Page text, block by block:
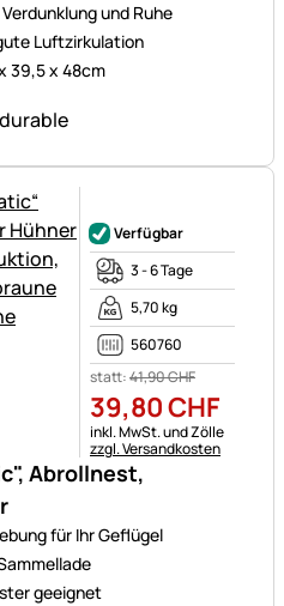
und Ruhe
Luftzirkulation
39,5 x 48cm
Abrollnest,
für Ihr Geflügel
geeignet
Verfügbar
3 - 6 Tage
5,70 kg
560760
statt:41,90CHF
39,80CHF
Steuerhinweis:
inkl. MwSt. und Zölle
zzgl. Versandkosten